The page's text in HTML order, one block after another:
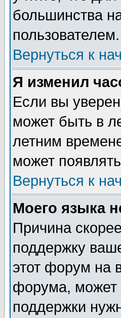
большинства
пользователем.
Вернуться к
Я изменил
Если вы
может быть в
летним
может
Вернуться к
Моего языка
Причина
поддержку
этот форум на
форума, может
поддержки